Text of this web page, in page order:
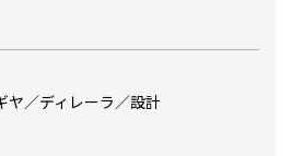
ヤ／ディレーラ／設計